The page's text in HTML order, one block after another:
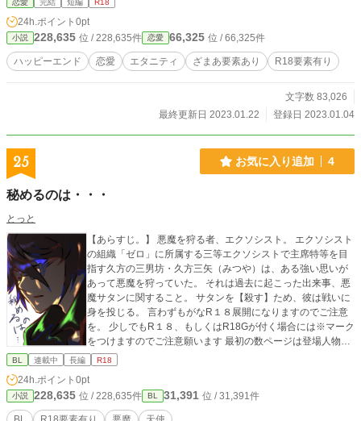
行く人たちが通り過ぎていく。 恋人と幸せいっぱいの日々を過ごし、全てを
捧げたのはつい数日前の日曜日の事だった。 呆然としていると、突然雨が降
り出し──。 傷ついた女子大生が、恋愛不器用医師に溺愛されるお話です。
以前投稿していた作品のキャラ設定など、大幅に改稿したものになります。
前回タイトル「最高のセフレをゲットしたんだ！」と、初めて出来た彼氏が目の
24h.ポイント 0pt
小説 228,635 位 / 228,635件 恋愛 66,325 位 / 66,325件
ハッピーエンド 恋愛 エタニティ ざまあ要素あり R18要素有り
文字数 83,026
最終更新日 2023.01.22
登録日 2023.01.04
25 お気に入り追加 4
秘めるのは・・・
とっと
【あらすじ。】 悪魔を狩る者、エクソシスト。 エクソシスト
の組織「ゼロ」に所属する三等エクソシストで主席特等を目
指す久方の三男坊・久方三矢（みつや）は、ある強い思いが
あって悪魔を狩っていた。 それは過去に起こった出来事、悪
魔サタンに関すること。 サタンを【殺す】ため、彼は戦いに
身を投じる。 言わずもがなR１８展開になりますのでご注意
を。 少しでもR１８、もしくはR18Gが付く場合には※マーク
をつけますのでご注意願います 最初の数ページは登場人物の
設定など、読者向けというよりは作者向けの説明文が置いて
方は飛ばしてお読みください。 こちら不定期更新となります
が週１ペースで更新できたらなと思っております。
BL 連載中 長編 R18
24h.ポイント 0pt
小説 228,635 位 / 228,635件 BL 31,391 位 / 31,391件